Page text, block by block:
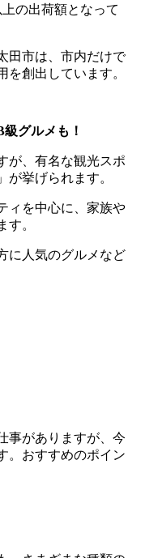
の出荷額となって
田市は、市内だけで
を創出しています。
グルメも！
が、有名な観光スポ
が挙げられます。
ィを中心に、家族や
す。
に人気のグルメなど
事がありますが、今
。おすすめのポイン